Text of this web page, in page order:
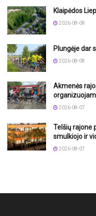
Klaipėdos
2026-08-08
Plungėje dar
2026-08-08
Akmenės
2026-08-07
Telšių rajone
smulkiojo ir
2026-08-07